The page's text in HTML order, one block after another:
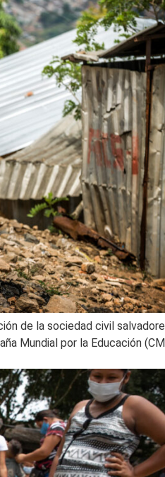
de la sociedad civil
Mundial por la Educación